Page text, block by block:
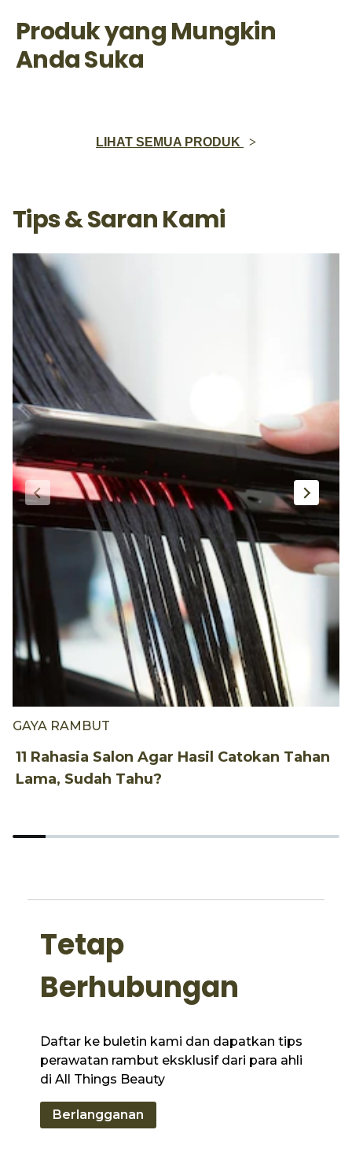
Produk yang Mungkin
Anda Suka
LIHAT SEMUA PRODUK
Tips & Saran Kami
GAYA RAMBUT
11 Rahasia Salon Agar Hasil Catokan Tahan
Lama, Sudah Tahu?
Tetap
Berhubungan
Daftar ke buletin kami dan dapatkan tips
perawatan rambut eksklusif dari para ahli
di All Things Beauty
Berlangganan